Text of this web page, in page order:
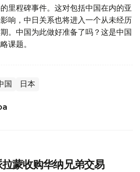
里程碑事件。这对包括中国在内的亚
响，中日关系也将进入一个从未经历
。中国为此做好准备了吗？这是中国
课题。
国 日本
蒙收购华纳兄弟交易